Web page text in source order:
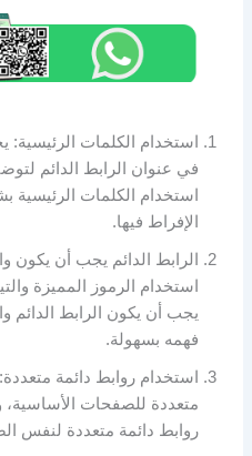
استخدام الكلمات
في عنوان الرابط الدائم
استخدام الكلمات
الإفراط فيها.
الرابط الدائم يجب أن
استخدام الرموز المميزة
يجب أن يكون الرابط الدائم
فهمه بسهولة.
استخدام روابط دائمة
متعددة للصفحات
روابط دائمة متعددة لنفس